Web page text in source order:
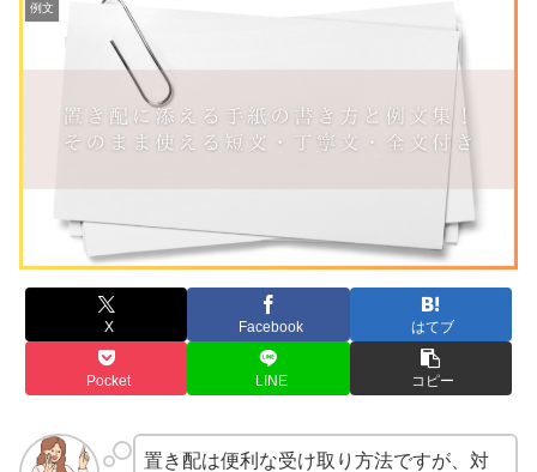
例文
X Facebook はてブ
Pocket LINE コピー
置き配は便利な受け取り方法ですが、対